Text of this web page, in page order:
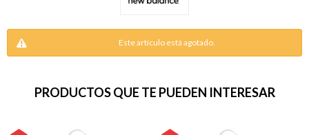
Este artículo está agotado.
PRODUCTOS QUE TE PUEDEN INTERESAR